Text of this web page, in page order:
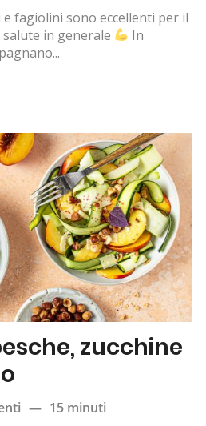
e fagiolini sono eccellenti per il
in generale
In
zucchine
— 15 minuti